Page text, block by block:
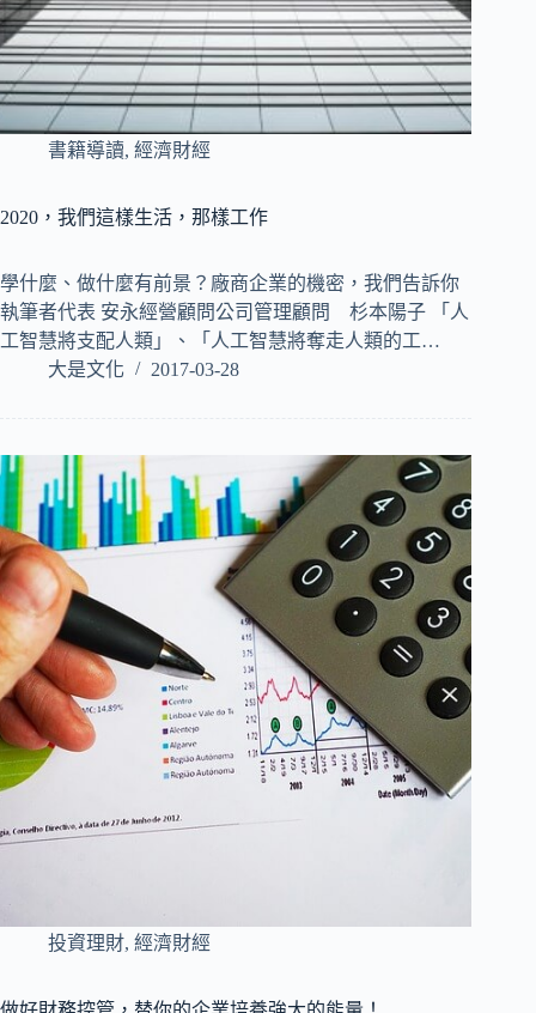
書籍導讀, 經濟財經
2020，我們這樣生活，那樣工作
學什麼、做什麼有前景？廠商企業的機密，我們告訴你
執筆者代表 安永經營顧問公司管理顧問 杉本陽子 「人
工智慧將支配人類」、「人工智慧將奪走人類的工…
大是文化
2017-03-28
投資理財, 經濟財經